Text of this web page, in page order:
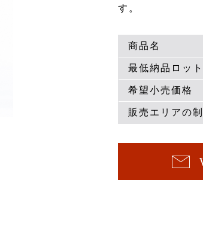
す。
商品名
最低納品ロット
希望小売価格
販売エリアの